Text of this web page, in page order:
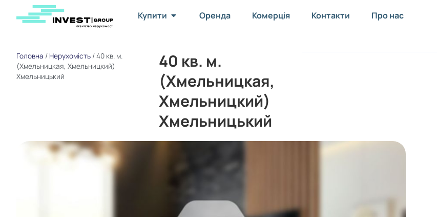
Купити Оренда Комерція Контакти Про нас
Головна / Нерухомість /40 кв. м.
(Хмельницкая, Хмельницкий)
Хмельницький
40 кв. м.
(Хмельницкая,
Хмельницкий)
Хмельницький